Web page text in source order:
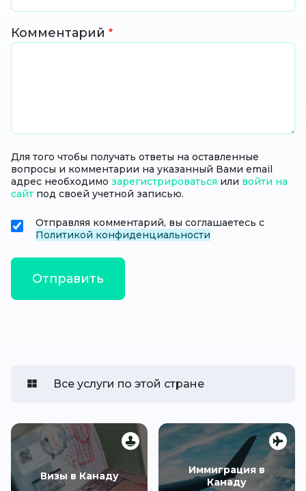
Комментарий
Для того чтобы получать ответы на оставленные
вопросы и комментарии на указанный Вами email
адрес необходимо зарегистрироваться или войти на
сайт под своей учетной записью.
Отправляя комментарий, вы соглашаетесь с
Политикой конфиденциальности
Все услуги по этой стране
Визы в Канаду
Иммиграция в
Канаду